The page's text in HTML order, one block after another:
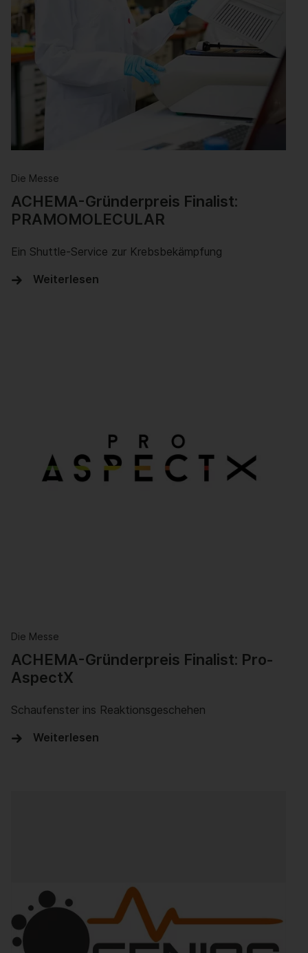
Die Messe
ACHEMA-Gründerpreis Finalist:
PRAMOMOLECULAR
Ein Shuttle-Service zur Krebsbekämpfung
Weiterlesen
Die Messe
ACHEMA-Gründerpreis Finalist: Pro-
AspectX
Schaufenster ins Reaktionsgeschehen
Weiterlesen